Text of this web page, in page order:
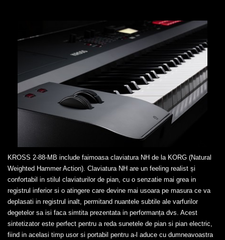
KROSS 2-88-MB include faimoasa claviatura NH de la KORG (Natural
Weighted Hammer Action). Claviatura NH are un feeling realist și
confortabil in stilul claviaturilor de pian, cu o senzatie mai grea in
registrul inferior si o atingere care devine mai usoara pe masura ce va
deplasati in registrul inalt, permitand nuantele subtile ale varfurilor
degetelor sa isi faca simtita prezentata in performanța dvs. Acest
sintetizator este perfect pentru a reda sunetele de pian si pian electric,
fiind in acelasi timp usor si portabil pentru a-l aduce cu dumneavoastra